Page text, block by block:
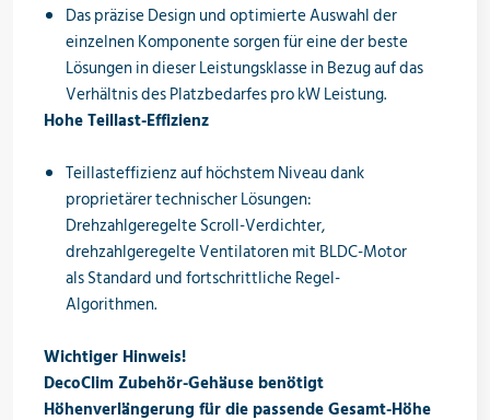
Das präzise Design und optimierte Auswahl der
einzelnen Komponente sorgen für eine der beste
Lösungen in dieser Leistungsklasse in Bezug auf das
Verhältnis des Platzbedarfes pro kW Leistung.
Hohe Teillast-Effizienz
Teillasteffizienz auf höchstem Niveau dank
proprietärer technischer Lösungen:
Drehzahlgeregelte Scroll-Verdichter,
drehzahlgeregelte Ventilatoren mit BLDC-Motor
als Standard und fortschrittliche Regel-
Algorithmen.
Wichtiger Hinweis!
DecoClim Zubehör-Gehäuse benötigt
Höhenverlängerung für die passende Gesamt-Höhe